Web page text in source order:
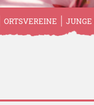
ORTSVEREINE